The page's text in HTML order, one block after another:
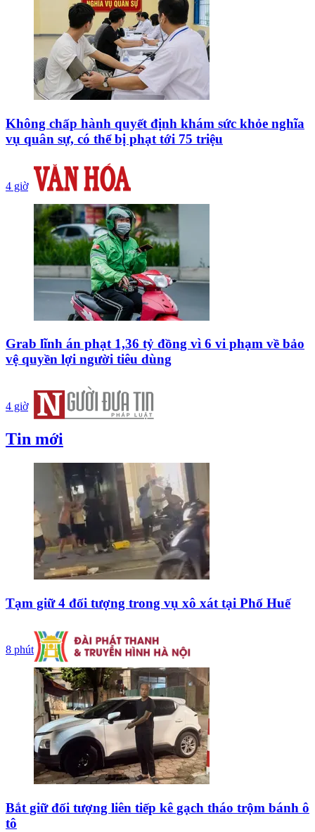
Không chấp hành quyết định khám sức khỏe nghĩa
vụ quân sự, có thể bị phạt tới 75 triệu
4 giờ
Grab lĩnh án phạt 1,36 tỷ đồng vì 6 vi phạm về bảo
vệ quyền lợi người tiêu dùng
4 giờ
Tin mới
Tạm giữ 4 đối tượng trong vụ xô xát tại Phố Huế
8 phút
Bắt giữ đối tượng liên tiếp kê gạch tháo trộm bánh ô
tô